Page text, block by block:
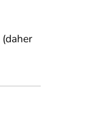
(daher